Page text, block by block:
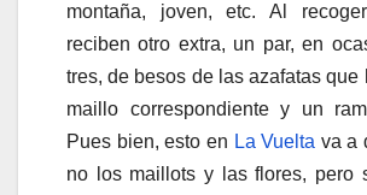
montaña, joven, etc. Al
reciben otro extra, un par, en
tres, de besos de las azafatas que
maillo correspondiente y un
Pues bien, esto en La Vuelta va a
no los maillots y las flores, pero